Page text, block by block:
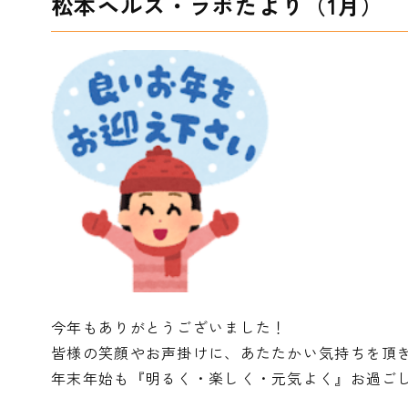
今年もありがとうございました！
皆様の笑顔やお声掛けに、あたたかい気持ちを頂
年末年始も『明るく・楽しく・元気よく』お過ご